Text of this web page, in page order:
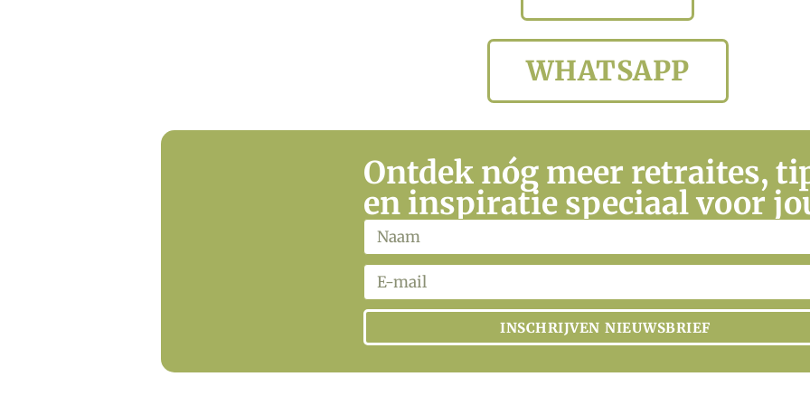
WHATSAPP
Ontdek nóg meer retraites,
en inspiratie speciaal voor
INSCHRIJVEN NIEUWSBRIEF